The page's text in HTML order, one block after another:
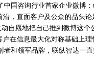
国咨询行业首家企业微博：
，直面客户及公众的品头论
动自愿地把自己推到微博这个
在信息最大化对称基础上理
和领军品牌，联纵智达一